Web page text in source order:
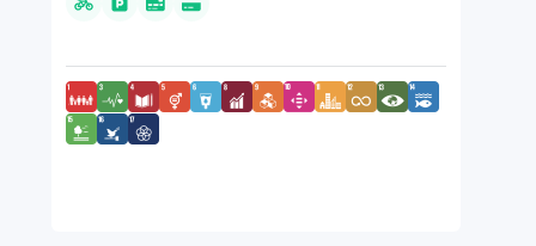
szolgáltatásokat kínál a pihenni vágyók számára.